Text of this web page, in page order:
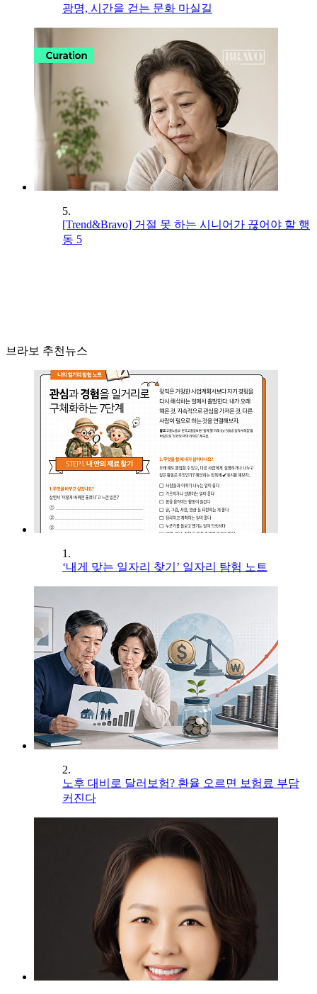
광명, 시간을 걷는 문화 마실길
5.
[Trend&Bravo] 거절 못 하는 시니어가 끊어야 할 행
동 5
브라보 추천뉴스
1.
‘내게 맞는 일자리 찾기’ 일자리 탐험 노트
2.
노후 대비로 달러보험? 환율 오르면 보험료 부담
커진다